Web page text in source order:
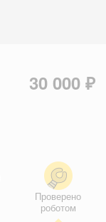
30 000 ₽
Проверено
роботом